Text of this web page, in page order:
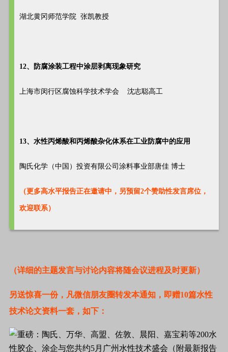
湖北黄冈师范学院 张凯教授
12、防腐涂装工程中涂层剥离现象研究
上海市闵行区腐蚀科学技术学会 沈志聪高工
13、水性丙烯酸和丙烯酸杂化体系在工业防腐中的应用
陶氏化学（中国）投资有限公司涂料事业部唐佳 博士
（更多高水平报告正在邀请中，另预留2个赞助性发言席位，
欢迎联系）
（详细的主题发言与讨论内容将随会议进程及时更新）
另送惊喜一份，凡微信朋友圈转发本通知，即赠10篇水性
技术论文资料一套，如下：